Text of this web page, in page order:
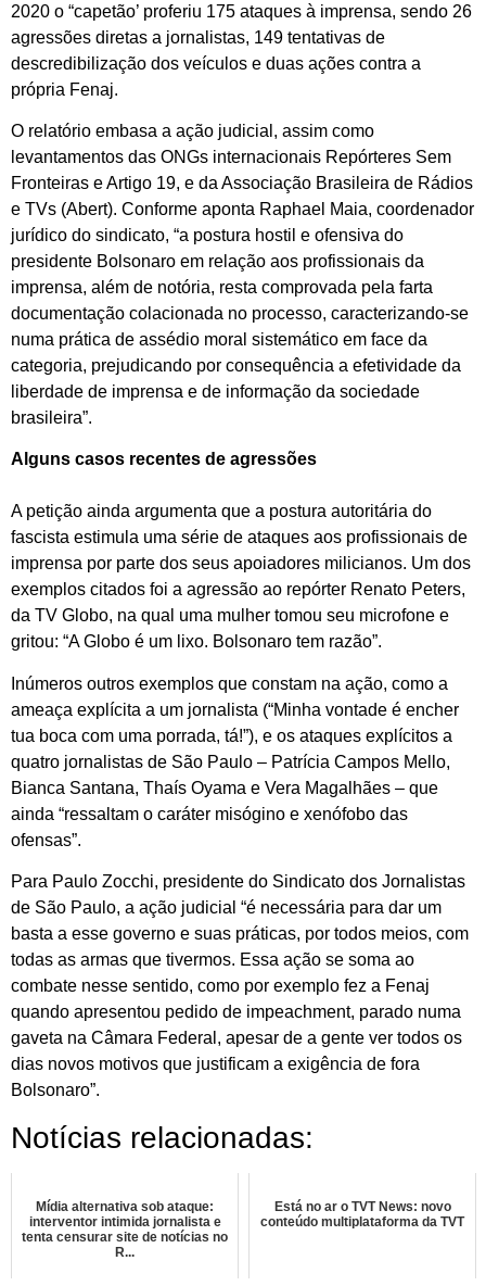
2020 o “capetão’ proferiu 175 ataques à imprensa, sendo 26
agressões diretas a jornalistas, 149 tentativas de
descredibilização dos veículos e duas ações contra a
própria Fenaj.
O relatório embasa a ação judicial, assim como
levantamentos das ONGs internacionais Repórteres Sem
Fronteiras e Artigo 19, e da Associação Brasileira de Rádios
e TVs (Abert). Conforme aponta Raphael Maia, coordenador
jurídico do sindicato, “a postura hostil e ofensiva do
presidente Bolsonaro em relação aos profissionais da
imprensa, além de notória, resta comprovada pela farta
documentação colacionada no processo, caracterizando-se
numa prática de assédio moral sistemático em face da
categoria, prejudicando por consequência a efetividade da
liberdade de imprensa e de informação da sociedade
brasileira”.
Alguns casos recentes de agressões
A petição ainda argumenta que a postura autoritária do
fascista estimula uma série de ataques aos profissionais de
imprensa por parte dos seus apoiadores milicianos. Um dos
exemplos citados foi a agressão ao repórter Renato Peters,
da TV Globo, na qual uma mulher tomou seu microfone e
gritou: “A Globo é um lixo. Bolsonaro tem razão”.
Inúmeros outros exemplos que constam na ação, como a
ameaça explícita a um jornalista (“Minha vontade é encher
tua boca com uma porrada, tá!”), e os ataques explícitos a
quatro jornalistas de São Paulo – Patrícia Campos Mello,
Bianca Santana, Thaís Oyama e Vera Magalhães – que
ainda “ressaltam o caráter misógino e xenófobo das
ofensas”.
Para Paulo Zocchi, presidente do Sindicato dos Jornalistas
de São Paulo, a ação judicial “é necessária para dar um
basta a esse governo e suas práticas, por todos meios, com
todas as armas que tivermos. Essa ação se soma ao
combate nesse sentido, como por exemplo fez a Fenaj
quando apresentou pedido de impeachment, parado numa
gaveta na Câmara Federal, apesar de a gente ver todos os
dias novos motivos que justificam a exigência de fora
Bolsonaro”.
Notícias relacionadas:
Mídia alternativa sob ataque:
interventor intimida jornalista e
tenta censurar site de notícias no
R...
Está no ar o TVT News: novo
conteúdo multiplataforma da TVT